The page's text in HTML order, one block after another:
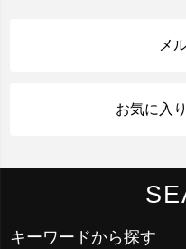
メ
お気に入
キーワードから探す